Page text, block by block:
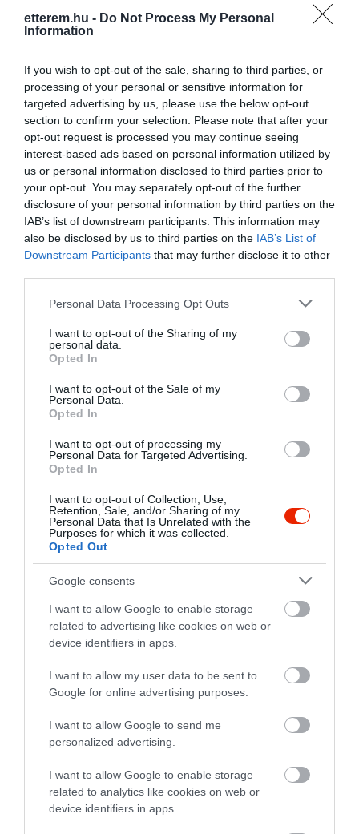
etterem.hu - Do Not Process My Personal
Information
If you wish to opt-out of the sale, sharing to third parties, or
processing of your personal or sensitive information for
targeted advertising by us, please use the below opt-out
section to confirm your selection. Please note that after your
opt-out request is processed you may continue seeing
interest-based ads based on personal information utilized by
us or personal information disclosed to third parties prior to
your opt-out. You may separately opt-out of the further
disclosure of your personal information by third parties on the
IAB’s list of downstream participants. This information may
also be disclosed by us to third parties on the IAB’s List of
Downstream Participants that may further disclose it to other
Please note that this website/app uses one or more Google
not limited to your visit or usage behaviour. You may click to
grant or deny consent to Google and its third-party tags to
use your data for below specified purposes in below Google
consent section.
Personal Data Processing Opt Outs
I want to opt-out of the Sharing of my
personal data.
Opted In
I want to opt-out of the Sale of my
Personal Data.
Opted In
I want to opt-out of processing my
Personal Data for Targeted Advertising.
Opted In
I want to opt-out of Collection, Use,
Retention, Sale, and/or Sharing of my
Personal Data that Is Unrelated with the
Purposes for which it was collected.
Opted Out
Google consents
I want to allow Google to enable storage
related to advertising like cookies on web or
device identifiers in apps.
I want to allow my user data to be sent to
Google for online advertising purposes.
I want to allow Google to send me
personalized advertising.
I want to allow Google to enable storage
related to analytics like cookies on web or
device identifiers in apps.
Információk
Nyitvatartás: Ma: Zárva Mutass többet
Zene típus:
Elektronikus, Dance
Felszereltség:
Rólunk:
2012. szeptember 15-én megnyitotta
az élményt, amit a nyitóbulin élt át a
el szombat esténként a Club Central-ba!
Mutass többet
Kapcsolat
6000 Kecskemét, Kápolna utca 3.
http://www.clubcentral.hu
https://www.facebook.com/clubcentral.hu
Probléma jelentése Te vagy a tulajdonos?